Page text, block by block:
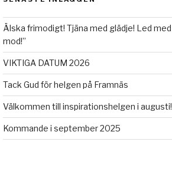
Älska frimodigt! Tjäna med glädje! Led med
mod!”
VIKTIGA DATUM 2026
Tack Gud för helgen på Framnäs
Välkommen till inspirationshelgen i augusti!
Kommande i september 2025